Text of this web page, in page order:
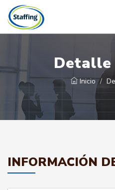
Inicio
INFORMACIÓN